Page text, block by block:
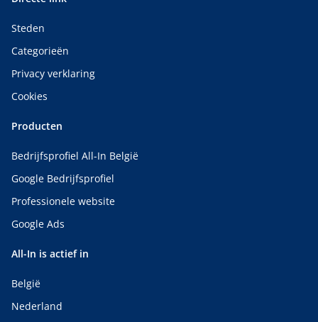
Steden
Categorieën
Privacy verklaring
Cookies
Producten
Bedrijfsprofiel All-In België
Google Bedrijfsprofiel
Professionele website
Google Ads
All-In is actief in
België
Nederland